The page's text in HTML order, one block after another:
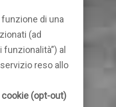
di una
(ad
al
reso allo
(opt-out)